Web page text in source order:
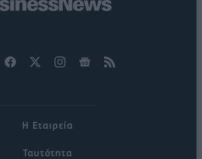
Η Εταιρεία
Ταυτότητα